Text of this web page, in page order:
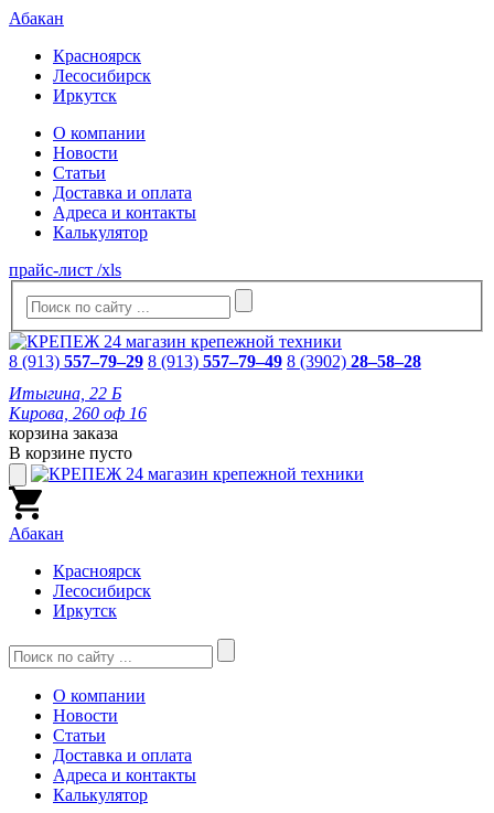
Абакан
Красноярск
Лесосибирск
Иркутск
О компании
Новости
Статьи
Доставка и оплата
Адреса и контакты
Калькулятор
прайс-лист /xls
8 (913) 557–79–29 8 (913) 557–79–49 8 (3902) 28–58–28
Итыгина, 22 Б
Кирова, 260 оф 16
корзина заказа
В корзине пусто
Абакан
Красноярск
Лесосибирск
Иркутск
О компании
Новости
Статьи
Доставка и оплата
Адреса и контакты
Калькулятор